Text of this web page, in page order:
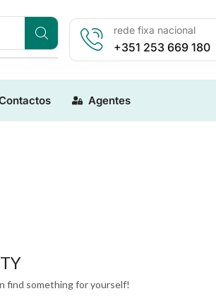
rede fixa nacional
+351 253 669 180
Agentes
find something for yourself!